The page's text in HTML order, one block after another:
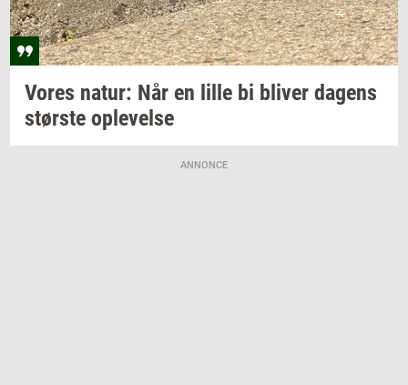
Vores natur: Når en lille bi bli­ver da­gens
stør­ste op­le­vel­se
ANNONCE